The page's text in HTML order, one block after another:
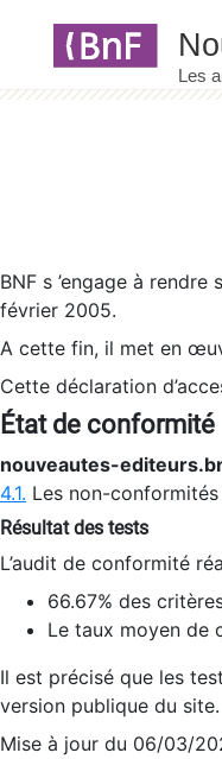
BNF s ’engage à
février 2005.
A cette fin, il met en
Cette déclaration
État de conformité
nouveautes-
4.1. Les non-
Résultat des tests
L’audit de conformité
66.67% des
Le taux moyen de
Il est précisé que les
version publique du site.
Mise à jour du 06/03/